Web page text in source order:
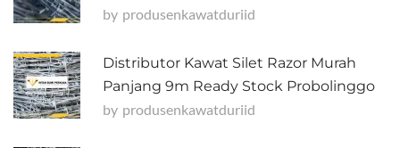
by Produsenkawatduriid
Distributor Kawat Silet Razor Murah
Panjang 9m Ready Stock Probolinggo
by Produsenkawatduriid